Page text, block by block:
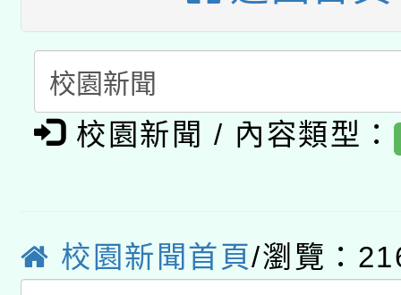
暨閱讀推動專業研習
科技賦能─人工智慧
礎課程
A3數位素養講師名單
「數位內容與教學軟
薪期間赴陸應申請許可
業技術研究院辦理「
115年8月22日(星期六
校園新聞 / 內容類型：
校園新聞首頁/瀏覽：